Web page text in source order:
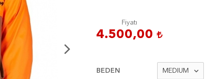
Fiyatı
4.500,00
BEDEN